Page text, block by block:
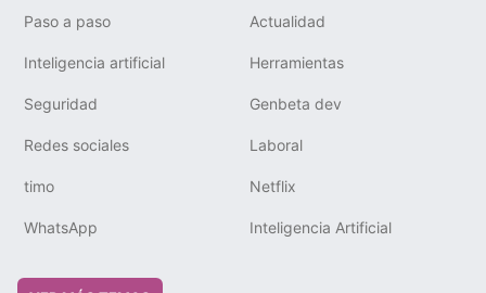
Paso a paso Actualidad
Inteligencia artificial Herramientas
Seguridad Genbeta dev
Redes sociales Laboral
timo Netflix
WhatsApp Inteligencia Artificial